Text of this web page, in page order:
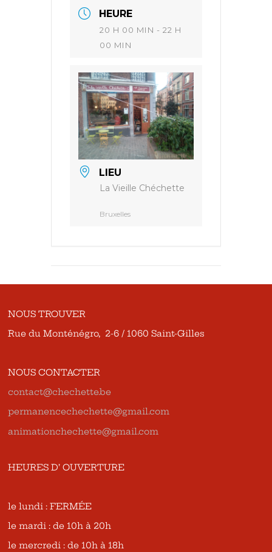
HEURE
20 H 00 MIN - 22 H
00 MIN
LIEU
La Vieille Chéchette
Bruxelles
NOUS TROUVER
Rue du Monténégro, 2-6 / 1060 Saint-Gilles
NOUS CONTACTER
contact@chechette.be
permanencechechette@gmail.com
animationchechette@gmail.com
HEURES D’ OUVERTURE
le lundi : FERMÉE
le mardi : de 10h à 20h
le mercredi : de 10h à 18h